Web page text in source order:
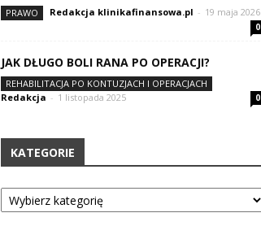
PRAWO Redakcja klinikafinansowa.pl - 19 maja 2026
0
JAK DŁUGO BOLI RANA PO OPERACJI?
REHABILITACJA PO KONTUZJACH I OPERACJACH
Redakcja - 1 listopada 2025 0
KATEGORIE
Kategorie